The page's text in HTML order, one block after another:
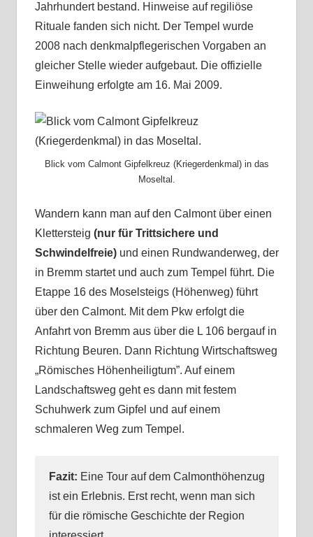
Jahrhundert bestand. Hinweise auf regiliöse
Rituale fanden sich nicht. Der Tempel wurde
2008 nach denkmalpflegerischen Vorgaben an
gleicher Stelle wieder aufgebaut. Die offizielle
Einweihung erfolgte am 16. Mai 2009.
Blick vom Calmont Gipfelkreuz (Kriegerdenkmal) in das
Moseltal.
Wandern kann man auf den Calmont über einen
Klettersteig (nur für Trittsichere und
Schwindelfreie)und einen Rundwanderweg, der
in Bremm startet und auch zum Tempel führt. Die
Etappe 16 des Moselsteigs (Höhenweg) führt
über den Calmont. Mit dem Pkw erfolgt die
Anfahrt von Bremm aus über die L 106 bergauf in
Richtung Beuren. Dann Richtung Wirtschaftsweg
„Römisches Höhenheiligtum”. Auf einem
Landschaftsweg geht es dann mit festem
Schuhwerk zum Gipfel und auf einem
schmaleren Weg zum Tempel.
Fazit: Eine Tour auf dem Calmonthöhenzug
ist ein Erlebnis. Erst recht, wenn man sich
für die römische Geschichte der Region